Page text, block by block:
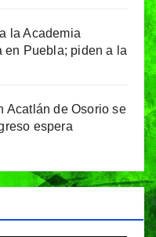
la Academia
en Puebla; piden a la
Acatlán de Osorio se
espera